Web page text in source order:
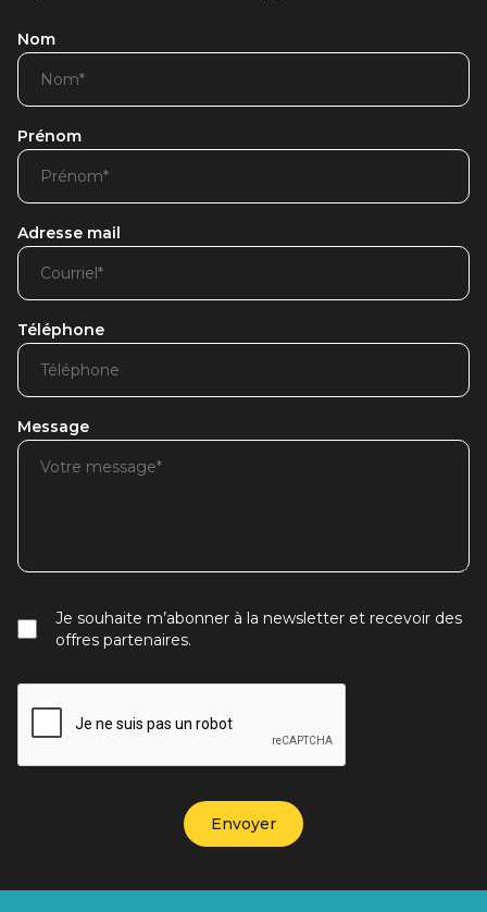
Nom
Prénom
Adresse mail
Téléphone
Message
Je souhaite m’abonner à la newsletter et recevoir des
offres partenaires.